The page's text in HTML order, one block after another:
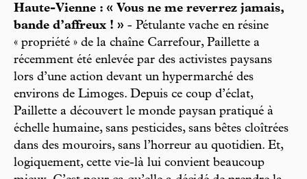
Haute-Vienne : « Vous ne me reverrez jamais,
bande d’affreux ! » - Pétulante vache en résine
« propriété » de la chaîne Carrefour, Paillette a
récemment été enlevée par des activistes paysans
lors d’une action devant un hypermarché des
environs de Limoges. Depuis ce coup d’éclat,
Paillette a découvert le monde paysan pratiqué à
échelle humaine, sans pesticides, sans bêtes cloîtrées
dans des mouroirs, sans l’horreur au quotidien. Et,
logiquement, cette vie-là lui convient beaucoup